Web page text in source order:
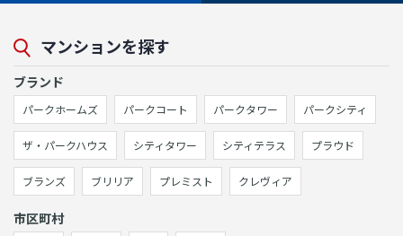
マンションを探す
ブランド
パークホームズ パークコート パークタワー パークシティ
ザ・パークハウス シティタワー シティテラス プラウド
ブランズ ブリリア プレミスト クレヴィア
市区町村